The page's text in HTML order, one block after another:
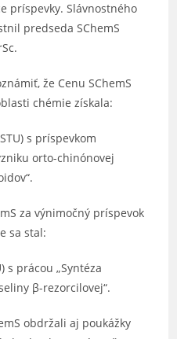
príspevky. Slávnostného
predseda SChemS
že Cenu SChemS
chémie získala:
s príspevkom
orto-chinónovej
za výnimočný príspevok
sa stal:
s prácou „Syntéza
β-rezorcilovej“.
obdržali aj poukážky